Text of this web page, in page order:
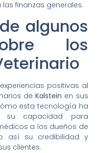
finanzas generales.
algunos
los
positivas al
deKalstein en sus
esta tecnología ha
su capacidad para
a los dueños de
así su credibilidad y
clientes.